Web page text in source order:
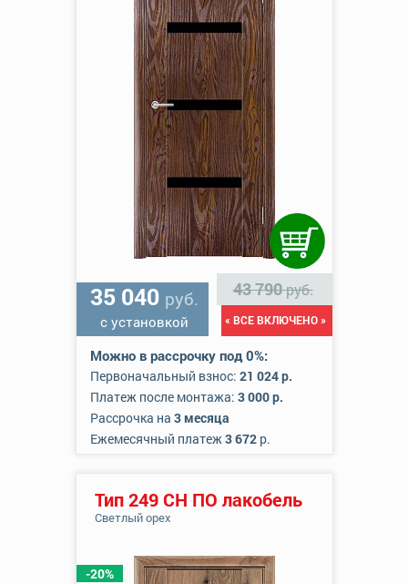
35 040 руб.
с установкой
43 790руб.
« ВСЕ ВКЛЮЧЕНО »
Можно в рассрочку под 0%:
Первоначальный взнос: 21 024 р.
Платеж после монтажа: 3 000 р.
Рассрочка на 3 месяца
Ежемесячный платеж3 672р.
-20%
Тип 249 СН ПО лакобель
Светлый орех